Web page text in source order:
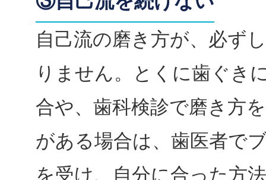
自己流の磨き方が、必ず
りません。とくに歯ぐき
合や、歯科検診で磨き方
がある場合は、歯医者で
を受け、自分に合った方